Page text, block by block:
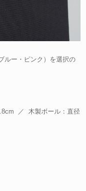
ルー・ピンク）を選択の
／ 木製ボール：直径